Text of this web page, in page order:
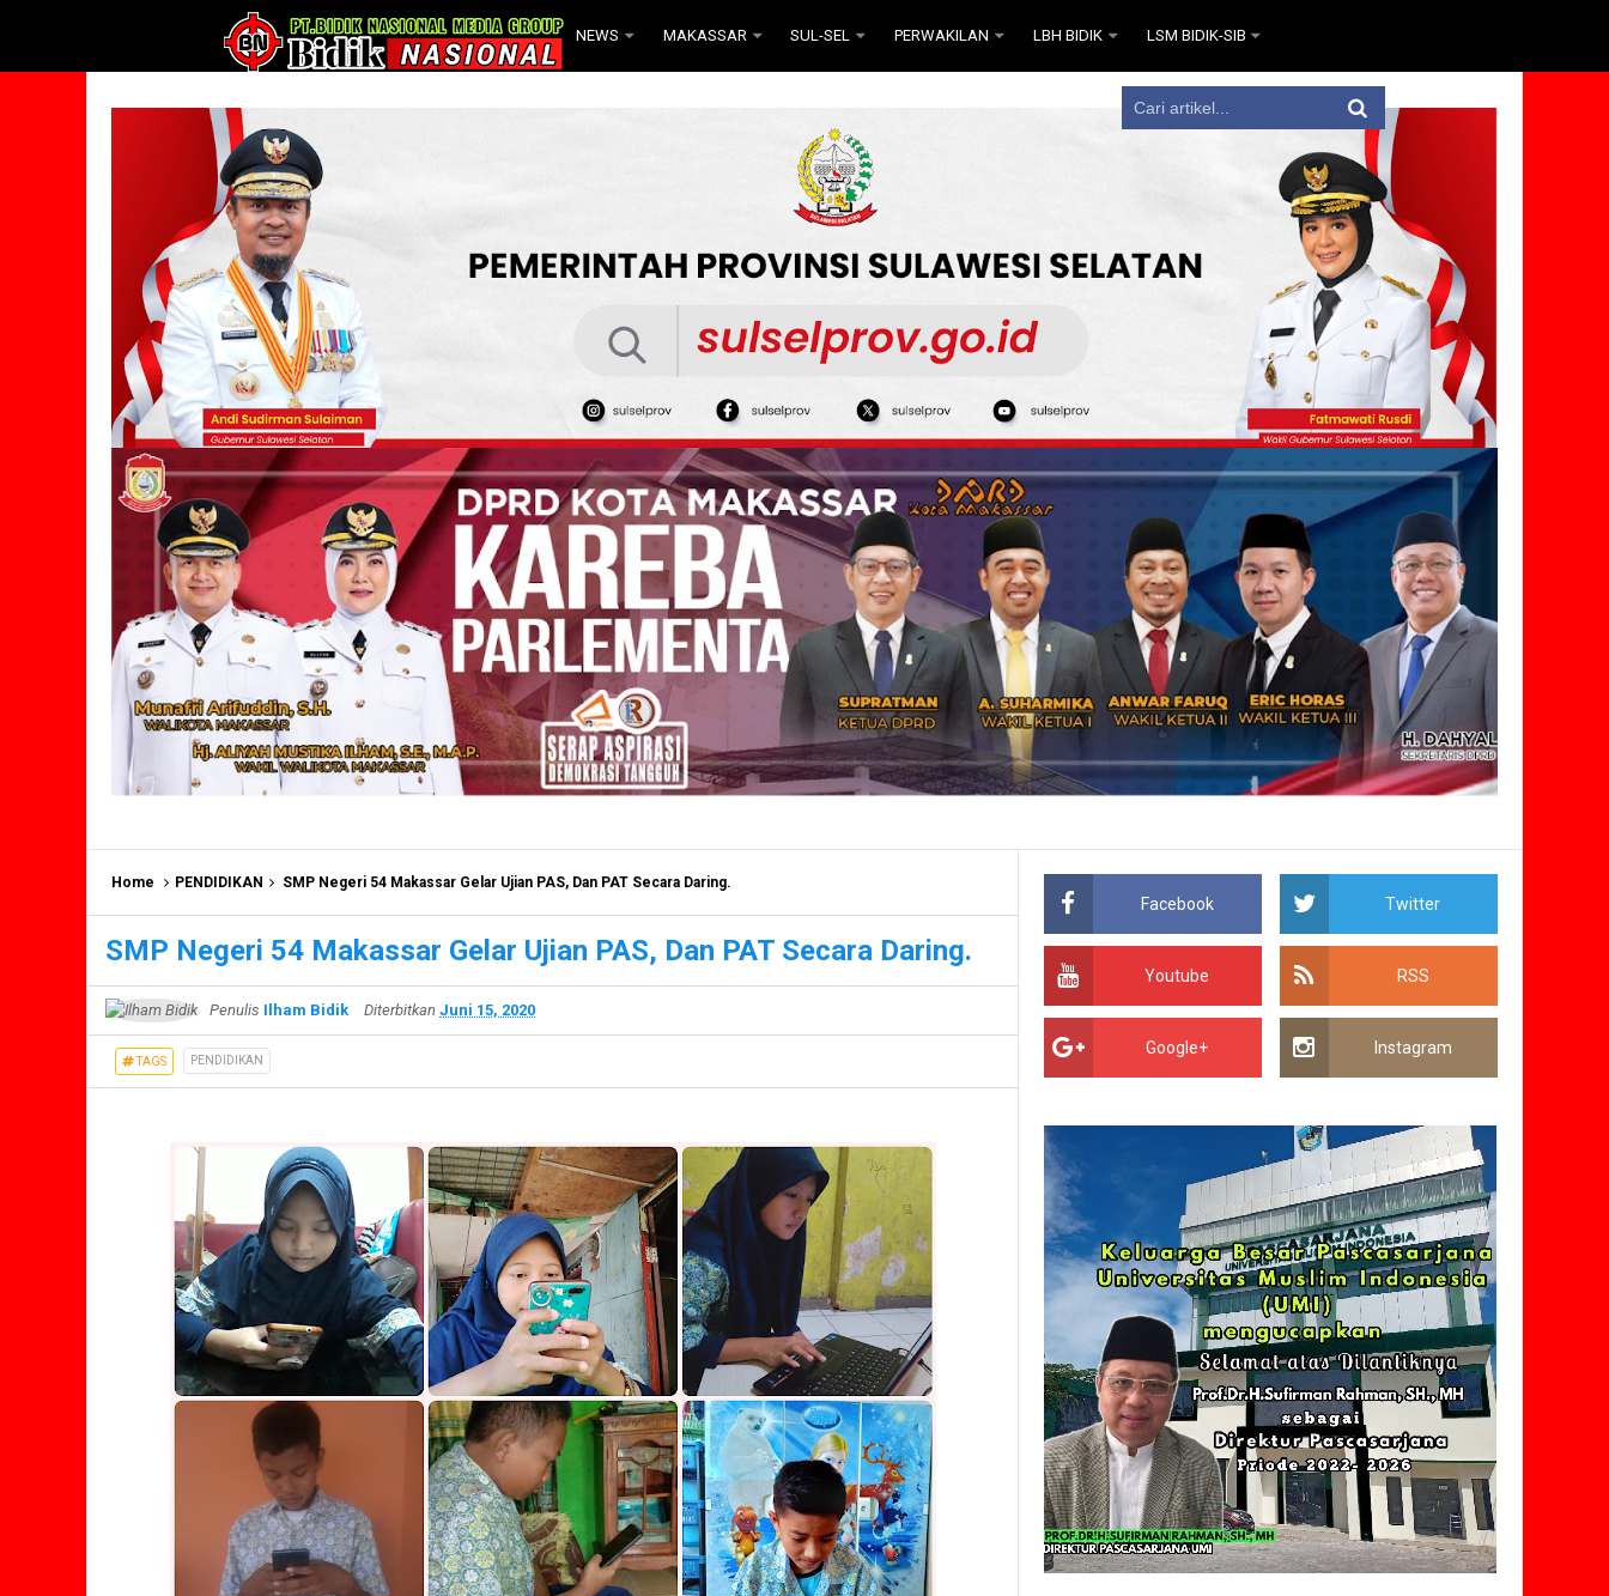
NEWS MAKASSAR SUL-SEL PERWAKILAN LBH BIDIK LSM BIDIK-SIB
Home PENDIDIKAN SMP Negeri 54 Makassar Gelar Ujian PAS, Dan PAT Secara Daring.
SMP Negeri 54 Makassar Gelar Ujian PAS, Dan PAT Secara Daring.
Penulis Ilham Bidik Diterbitkan Juni 15, 2020
TAGS PENDIDIKAN
Facebook Twitter
Youtube RSS
Google+ Instagram